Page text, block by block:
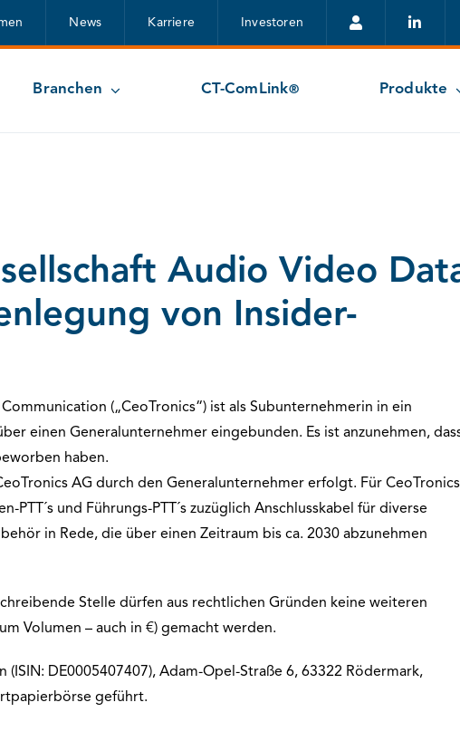
News Karriere Investoren
Branchen CT-ComLink® Produkte
Audio Video
von Insider-
(„CeoTronics“) ist als Subunternehmerin in ein
einen Generalunternehmer eingebunden. Es ist anzunehmen,
haben.
AG durch den Generalunternehmer erfolgt. Für CeoTronics
und Führungs-PTT´s zuzüglich Anschlusskabel für diverse
in Rede, die über einen Zeitraum bis ca. 2030 abzunehmen
Stelle dürfen aus rechtlichen Gründen keine weiteren
Volumen – auch in €) gemacht werden.
DE0005407407), Adam-Opel-Straße 6, 63322 Rödermark,
geführt.